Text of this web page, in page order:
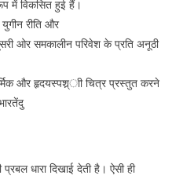
में विकसित हुई हैं।
रीति और
ओर समकालीन परिवेश के प्रति अनूठी
और हृदयस्पश्र्ाी चित्र प्रस्तुत करने
धारा दिखाई देती है। ऐसी ही